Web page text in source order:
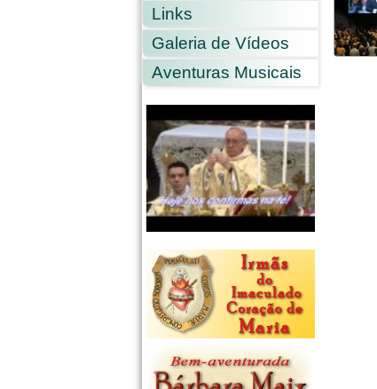
Links
Galeria de Vídeos
Aventuras Musicais